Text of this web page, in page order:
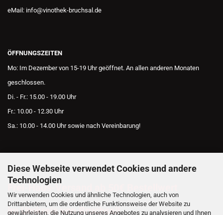
Diese Webseite verwendet Cookies und andere
Technologien
Wir verwenden Cookies und ähnliche Technologien, auch von
Drittanbietern, um die ordentliche Funktionsweise der Website zu
gewährleisten, die Nutzung unseres Angebotes zu analysieren und Ihnen
eMail: info@vinothek-bruchsal.de
ÖFFNUNGSZEITEN
Mo: Im Dezember von 15-19 Uhr geöffnet. An allen anderen Monaten
geschlossen.
Di. - Fr.: 15.00 - 19.00 Uhr
Fr.: 10.00 - 12.30 Uhr
Sa.: 10.00 - 14.00 Uhr sowie nach Vereinbarung!
AKTUELLES
Frei-Haus-Versand ab 50€ Bestellwert
im Umkreis von Bruchsal!